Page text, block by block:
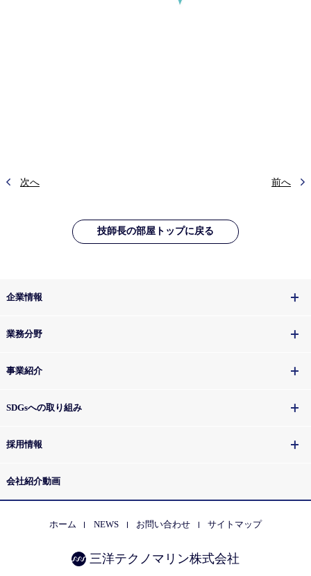
次へ 前へ
技師長の部屋トップに戻る
三洋テクノマリン株式会社
ホーム NEWS お問い合わせ サイトマップ
企業情報
業務分野
事業紹介
SDGsへの取り組み
採用情報
会社紹介動画